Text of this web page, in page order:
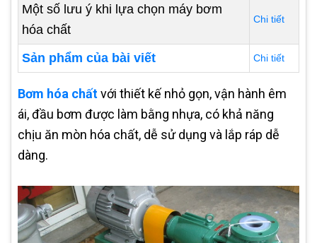
Một số lưu ý khi lựa chọn máy bơm
hóa chất
Chi tiết
Sản phẩm của bài viết Chi tiết
Bơm hóa chấtvới thiết kế nhỏ gọn, vận hành êm
ái, đầu bơm được làm bằng nhựa, có khả năng
chịu ăn mòn hóa chất, dễ sử dụng và lắp ráp dễ
dàng.